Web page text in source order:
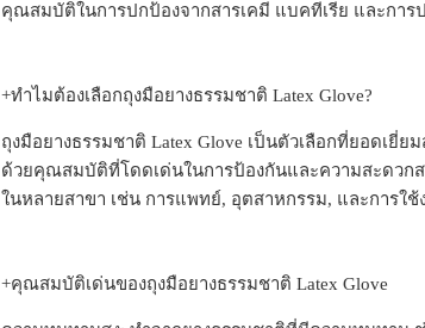
คุณสมบัติในการปกป้องจากสารเคมี แบคทีเรีย และการ
+ทำไมต้องเลือกถุงมือยางธรรมชาติ Latex Glove?
ถุงมือยางธรรมชาติ Latex Glove เป็นตัวเลือกที่ยอดเ
ด้วยคุณสมบัติที่โดดเด่นในการป้องกันและความสะดวก
ในหลายสาขา เช่น การแพทย์, อุตสาหกรรม, และการใช้
+คุณสมบัติเด่นของถุงมือยางธรรมชาติ Latex Glove